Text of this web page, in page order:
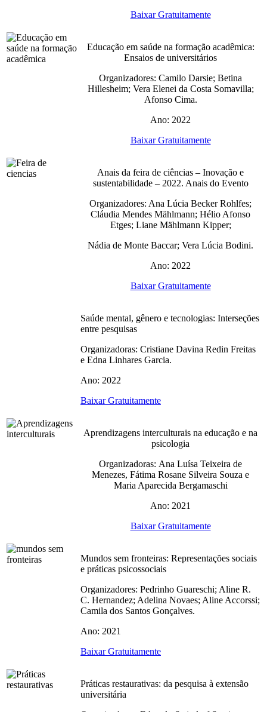
Baixar Gratuitamente
Educação em saúde na formação acadêmica:
Ensaios de universitários
Organizadores: Camilo Darsie; Betina
Hillesheim; Vera Elenei da Costa Somavilla;
Afonso Cima.
Ano: 2022
Baixar Gratuitamente
Anais da feira de ciências – Inovação e
sustentabilidade – 2022. Anais do Evento
Organizadores: Ana Lúcia Becker Rohlfes;
Cláudia Mendes Mählmann; Hélio Afonso
Etges; Liane Mählmann Kipper;
Nádia de Monte Baccar; Vera Lúcia Bodini.
Ano: 2022
Baixar Gratuitamente
Saúde mental, gênero e tecnologias: Interseções
entre pesquisas
Organizadoras: Cristiane Davina Redin Freitas
e Edna Linhares Garcia.
Ano: 2022
Baixar Gratuitamente
Aprendizagens interculturais na educação e na
psicologia
Organizadoras: Ana Luísa Teixeira de
Menezes, Fátima Rosane Silveira Souza e
Maria Aparecida Bergamaschi
Ano: 2021
Baixar Gratuitamente
Mundos sem fronteiras: Representações sociais
e práticas psicossociais
Organizadores: Pedrinho Guareschi; Aline R.
C. Hernandez; Adelina Novaes; Aline Accorssi;
Camila dos Santos Gonçalves.
Ano: 2021
Baixar Gratuitamente
Práticas restaurativas: da pesquisa à extensão
universitária